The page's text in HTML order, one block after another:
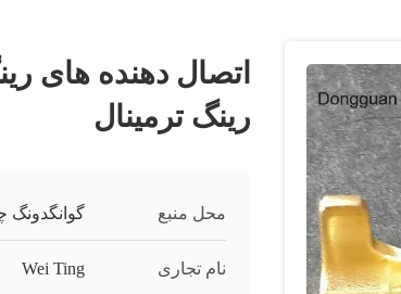
اتصال دهنده های
رینگ ترمینال
محل منبع گوانگدونگ
نام تجاری Wei Ting